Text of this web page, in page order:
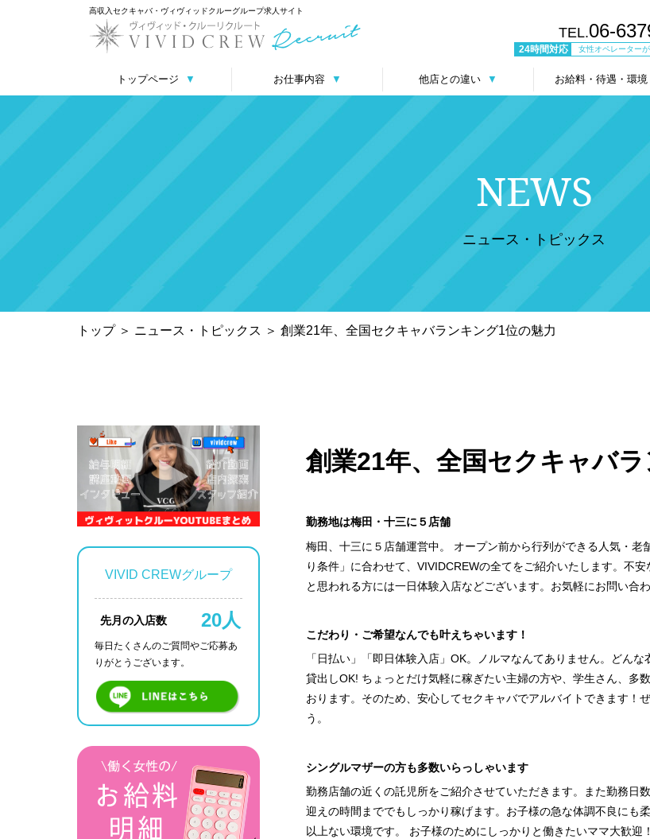
高収入セクキャバ・ヴィヴィッドクルーグループ求人サイト
TEL.06-
24時間対応 女性オペレーター
トップページ ▼ お仕事内容 ▼ 他店との違い ▼ お給料・待遇・環境
NEWS
ニュース・トピックス
トップ＞ ニュース・トピックス ＞ 創業21年、全国セクキャバランキング1位の魅力
VIVID CREWグループ
先月の入店数 20人
毎日たくさんのご質問やご応募あ
りがとうございます。
創業21年、全国セクキャバ
勤務地は梅田・十三に５店舗
梅田、十三に５店舗運営中。 オープン前から行列ができる人気・
り条件」に合わせて、VIVIDCREWの全てをご紹介いたします。不
と思われる方には一日体験入店などございます。お気軽にお問い合わ
こだわり・ご希望なんでも叶えちゃいます！
「日払い」「即日体験入店」OK。ノルマなんてありません。どん
貸出しOK! ちょっとだけ気軽に稼ぎたい主婦の方や、学生さん、多
おります。そのため、安心してセクキャバでアルバイトできます！
う。
シングルマザーの方も多数いらっしゃいます
勤務店舗の近くの託児所をご紹介させていただきます。また勤務日
迎えの時間まででもしっかり稼げます。お子様の急な体調不良にも
以上ない環境です。 お子様のためにしっかりと働きたいママ大歓